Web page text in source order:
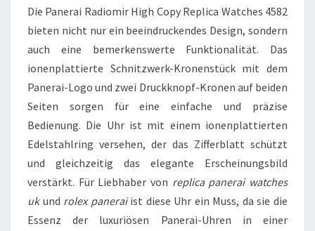
Die Panerai Radiomir High Copy Replica Watches 4582
bieten nicht nur ein beeindruckendes Design, sondern
auch eine bemerkenswerte Funktionalität. Das
ionenplattierte Schnitzwerk-Kronenstück mit dem
Panerai-Logo und zwei Druckknopf-Kronen auf beiden
Seiten sorgen für eine einfache und präzise
Bedienung. Die Uhr ist mit einem ionenplattierten
Edelstahlring versehen, der das Zifferblatt schützt
und gleichzeitig das elegante Erscheinungsbild
verstärkt. Für Liebhaber von replica panerai watches
ukund rolex paneraiist diese Uhr ein Muss, da sie die
Essenz der luxuriösen Panerai-Uhren in einer